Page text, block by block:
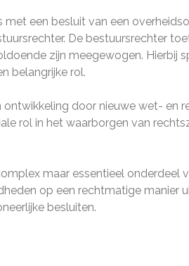
met een besluit van een
De bestuursrechter
zijn meegewogen. Hierbij
belangrijke rol.
door nieuwe wet- en
rol in het waarborgen van
maar essentieel
op een rechtmatige manier
besluiten.